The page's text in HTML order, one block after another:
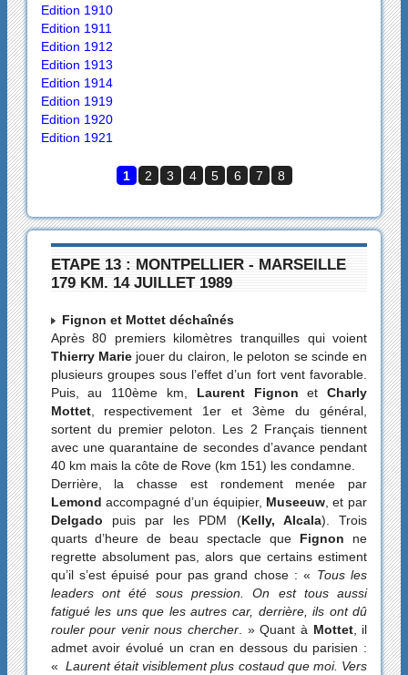
Edition 1910
Edition 1911
Edition 1912
Edition 1913
Edition 1914
Edition 1919
Edition 1920
Edition 1921
1 2 3 4 5 6 7 8
ETAPE 13 : MONTPELLIER - MARSEILLE
179 KM. 14 JUILLET 1989
Fignon et Mottet déchaînés
Après 80 premiers kilomètres tranquilles qui voient
Thierry Mariejouer du clairon, le peloton se scinde en
plusieurs groupes sous l’effet d’un fort vent favorable.
Puis, au 110ème km, Laurent Fignon et Charly
Mottet, respectivement 1er et 3ème du général,
sortent du premier peloton. Les 2 Français tiennent
avec une quarantaine de secondes d’avance pendant
40 km mais la côte de Rove (km 151) les condamne.
Derrière, la chasse est rondement menée par
Lemond accompagné d’un équipier, Museeuw, et par
Delgado puis par les PDM (Kelly, Alcala). Trois
quarts d’heure de beau spectacle que Fignon ne
regrette absolument pas, alors que certains estiment
qu’il s’est épuisé pour pas grand chose : « Tous les
leaders ont été sous pression. On est tous aussi
fatigué les uns que les autres car, derrière, ils ont dû
rouler pour venir nous chercher. » Quant à Mottet, il
admet avoir évolué un cran en dessous du parisien :
« Laurent était visiblement plus costaud que moi. Vers